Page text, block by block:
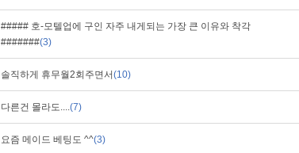
##### 호-모텔업에 구인 자주 내게되는 가장 큰 이유와 착각
#######(3)
솔직하게 휴무월2회주면서(10)
다른건 몰라도....(7)
요즘 메이드 베팅도 ^^(3)